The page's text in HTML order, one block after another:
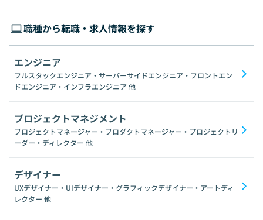
職種から転職・求人情報を探す
エンジニア
フルスタックエンジニア・サーバーサイドエンジニア・フロントエン
ドエンジニア・インフラエンジニア 他
プロジェクトマネジメント
プロジェクトマネージャー・プロダクトマネージャー・プロジェクトリ
ーダー・ディレクター 他
デザイナー
UXデザイナー・UIデザイナー・グラフィックデザイナー・アートディ
レクター 他